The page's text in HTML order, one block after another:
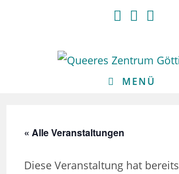
MENÜ
« Alle Veranstaltungen
Diese Veranstaltung hat bereits